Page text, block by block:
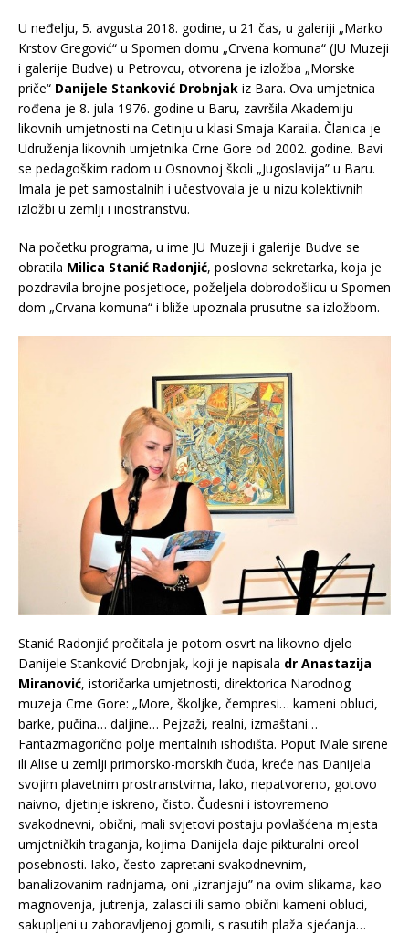
U neđelju, 5. avgusta 2018. godine, u 21 čas, u galeriji „Marko
Krstov Gregović“ u Spomen domu „Crvena komuna“ (JU Muzeji
i galerije Budve) u Petrovcu, otvorena je izložba „Morske
priče“ Danijele Stanković Drobnjak iz Bara. Ova umjetnica
rođena je 8. jula 1976. godine u Baru, završila Akademiju
likovnih umjetnosti na Cetinju u klasi Smaja Karaila. Članica je
Udruženja likovnih umjetnika Crne Gore od 2002. godine. Bavi
se pedagoškim radom u Osnovnoj školi „Jugoslavija” u Baru.
Imala je pet samostalnih i učestvovala je u nizu kolektivnih
izložbi u zemlji i inostranstvu.
Na početku programa, u ime JU Muzeji i galerije Budve se
obratila Milica Stanić Radonjić, poslovna sekretarka, koja je
pozdravila brojne posjetioce, poželjela dobrodošlicu u Spomen
dom „Crvana komuna“ i bliže upoznala prusutne sa izložbom.
Stanić Radonjić pročitala je potom osvrt na likovno djelo
Danijele Stanković Drobnjak, koji je napisala dr Anastazija
Miranović, istoričarka umjetnosti, direktorica Narodnog
muzeja Crne Gore: „More, školjke, čempresi… kameni obluci,
barke, pučina… daljine… Pejzaži, realni, izmaštani…
Fantazmagorično polje mentalnih ishodišta. Poput Male sirene
ili Alise u zemlji primorsko-morskih čuda, kreće nas Danijela
svojim plavetnim prostranstvima, lako, nepatvoreno, gotovo
naivno, djetinje iskreno, čisto. Čudesni i istovremeno
svakodnevni, obični, mali svjetovi postaju povlašćena mjesta
umjetničkih traganja, kojima Danijela daje pikturalni oreol
posebnosti. Iako, često zapretani svakodnevnim,
banalizovanim radnjama, oni „izranjaju” na ovim slikama, kao
magnovenja, jutrenja, zalasci ili samo obični kameni obluci,
sakupljeni u zaboravljenoj gomili, s rasutih plaža sjećanja…